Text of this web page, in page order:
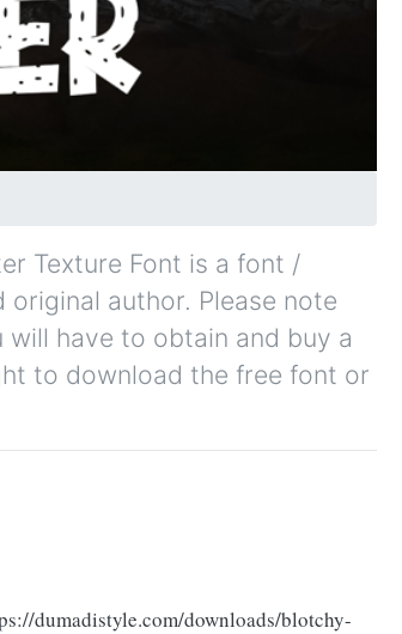
Texture Font is a font /
author. Please note
have to obtain and buy a
to download the free font or
dumadistyle.com/downloads/blotchy-